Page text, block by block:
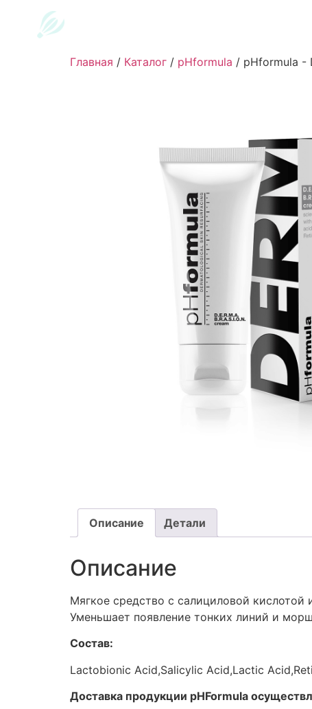
Главная / Каталог / pHformula / pHformula -
Описание Детали
Описание
Мягкое средство с салициловой
Уменьшает появление тонких линий и
Состав:
Lactobionic Acid,Salicylic Acid,Lactic
Доставка продукции pHFormula